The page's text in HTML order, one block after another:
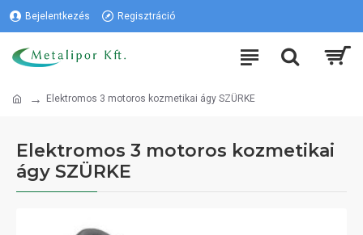
Bejelentkezés Regisztráció
Elektromos 3 motoros kozmetikai ágy SZÜRKE
Elektromos 3 motoros kozmetikai
ágy SZÜRKE